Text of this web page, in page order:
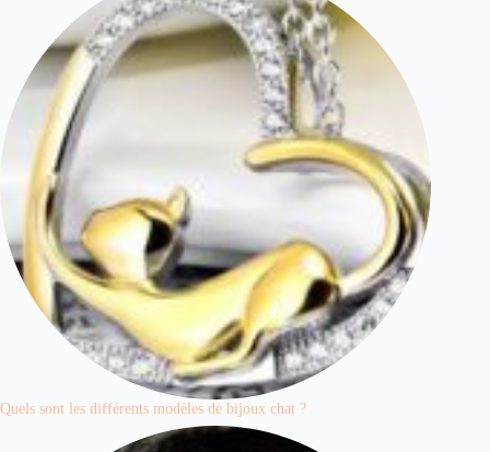
Quels sont les différents modèles de bijoux chat ?